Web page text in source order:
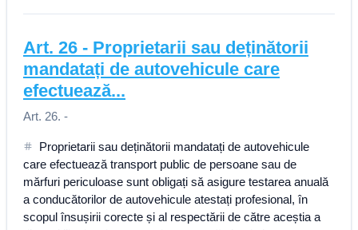
Art. 26 - Proprietarii sau deținătorii
mandatați de autovehicule care
efectuează...
Art. 26. -
Proprietarii sau deținătorii mandatați de autovehicule
care efectuează transport public de persoane sau de
mărfuri periculoase sunt obligați să asigure testarea anuală
a conducătorilor de autovehicule atestați profesional, în
scopul însușirii corecte și al respectării de către aceștia a